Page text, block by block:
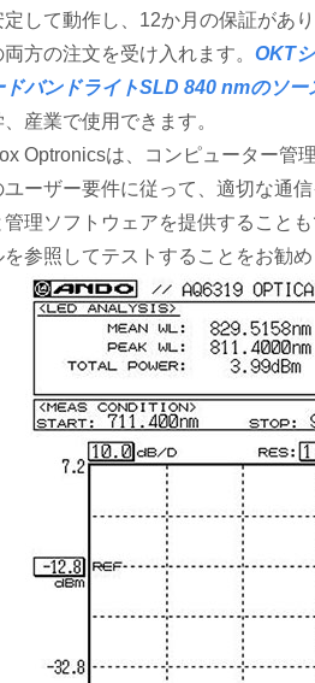
定して動作し、12か月の保証があ
両方の注文を受け入れます。 OKT
ドバンドライトSLD 840 nmのソー
、産業で使用できます。
Optronicsは、コンピューター管
ユーザー要件に従って、適切な通
管理ソフトウェアを提供すること
を参照してテストすることをお勧め